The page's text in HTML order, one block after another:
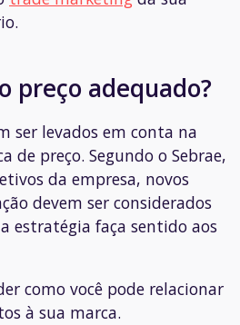
preço adequado?
ser levados em conta na
de preço. Segundo o Sebrae,
da empresa, novos
devem ser considerados
estratégia faça sentido aos
como você pode relacionar
à sua marca.